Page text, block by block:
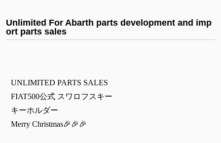
Unlimited For Abarth parts development and imp
ort parts sales
UNLIMITED PARTS SALES
FIAT500公式 スワロフスキー
キーホルダー
Merry Christmas🎉🎉🎉